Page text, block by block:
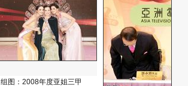
组图：2008年度亚姐三甲